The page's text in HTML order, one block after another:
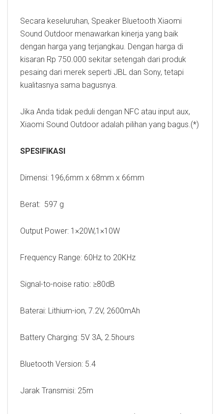
Secara keseluruhan, Speaker Bluetooth Xiaomi
Sound Outdoor menawarkan kinerja yang baik
dengan harga yang terjangkau. Dengan harga di
kisaran Rp 750.000 sekitar setengah dari produk
pesaing dari merek seperti JBL dan Sony, tetapi
kualitasnya sama bagusnya.
Jika Anda tidak peduli dengan NFC atau input aux,
Xiaomi Sound Outdoor adalah pilihan yang bagus.(*)
SPESIFIKASI
Dimensi: 196,6mm x 68mm x 66mm
Berat: 597 g
Output Power: 1×20W,1×10W
Frequency Range: 60Hz to 20KHz
Signal-to-noise ratio: ≥80dB
Baterai: Lithium-ion, 7.2V, 2600mAh
Battery Charging: 5V 3A, 2.5hours
Bluetooth Version: 5.4
Jarak Transmisi: 25m